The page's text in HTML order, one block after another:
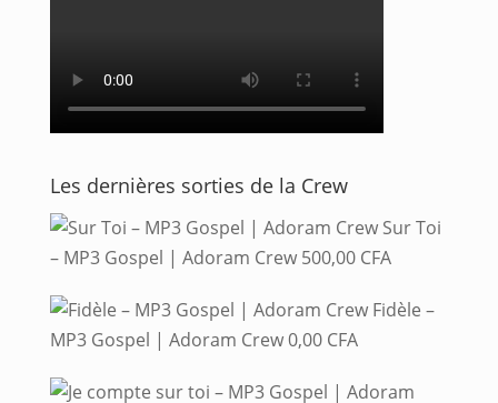
Les dernières sorties de la Crew
Sur Toi
– MP3 Gospel | Adoram Crew 500,00 CFA
Fidèle –
MP3 Gospel | Adoram Crew0,00 CFA